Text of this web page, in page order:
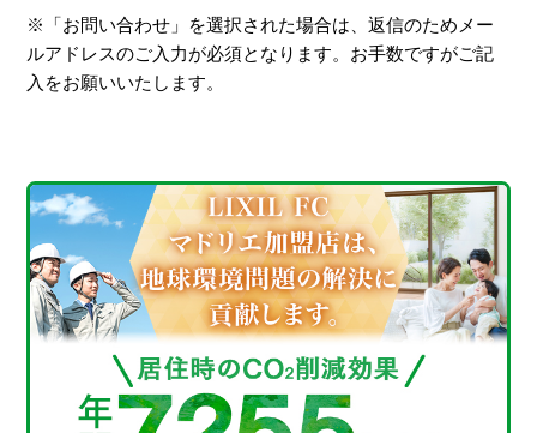
※「お問い合わせ」を選択された場合は、返信のためメー
ルアドレスのご入力が必須となります。お手数ですがご記
入をお願いいたします。